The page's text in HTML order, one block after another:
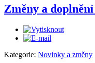
Změny a
Kategorie: Novinky a změny